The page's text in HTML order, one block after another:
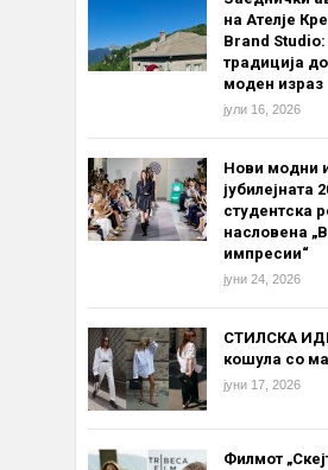
на Ателје
Brand
традиција
моден израз
јули 16, 2026
Нови модни
јубилејната
студентска
насловена
импресии“
јуни 24, 2026
СТИЛСКА
кошула со
јуни 17, 2026
Филмот